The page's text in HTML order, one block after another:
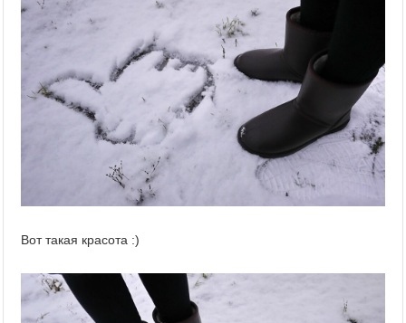
Вот такая красота :)